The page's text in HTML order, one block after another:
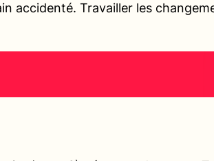
accidenté. Travailler les